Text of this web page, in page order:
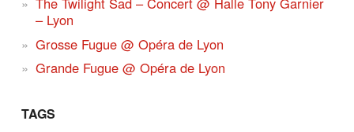
– Lyon
Grosse Fugue @ Opéra de Lyon
Grande Fugue @ Opéra de Lyon
TAGS